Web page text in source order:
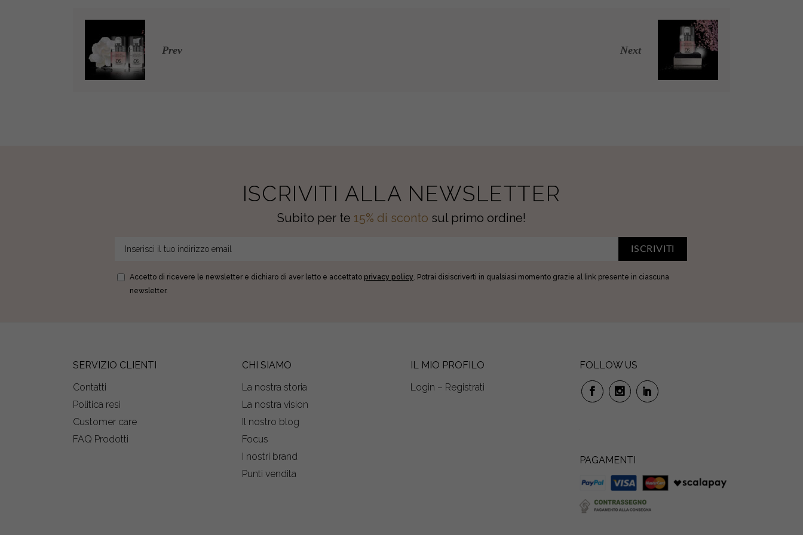
Prev Next
ISCRIVITI ALLA NEWSLETTER
Subito per te 15% di sconto sul primo ordine!
ISCRIVITI
Accetto di ricevere le newsletter e dichiaro di aver letto e accettato privacy policy. Potrai disiscriverti in qualsiasi momento grazie al link presente in ciascuna
newsletter.
SERVIZIO CLIENTI
Contatti
Politica resi
Customer care
FAQ Prodotti
CHI SIAMO
La nostra storia
La nostra vision
Il nostro blog
Focus
I nostri brand
Punti vendita
IL MIO PROFILO
Login – Registrati
FOLLOW US
PAGAMENTI